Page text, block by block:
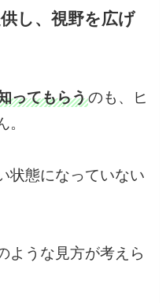
し、視野を広げ
ってもらうのも、ヒ
。
状態になっていない
ような見方が考えら